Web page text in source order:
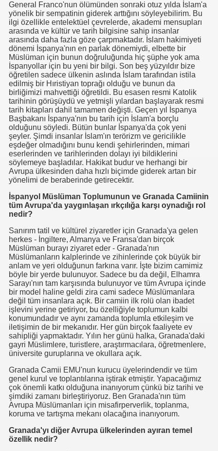
General Franco'nun ölümünden sonraki otuz yılda İslam'a
yönelik bir sempatinin giderek arttığını söyleyebilirim. Bu
ilgi özellikle entelektüel çevrelerde, akademi mensupları
arasında ve kültür ve tarih bilgisine sahip insanlar
arasında daha fazla göze çarpmaktadır. İslam hakimiyeti
dönemi İspanya'nın en parlak dönemiydi, elbette bir
Müslüman için bunun doğruluğunda hiç şüphe yok ama
İspanyollar için bu yeni bir bilgi. Son beş yüzyıldır bize
öğretilen sadece ülkenin aslında İslam tarafından istila
edilmiş bir Hıristiyan toprağı olduğu ve bunun da
birliğimizi mahvettiği öğretildi. Bu esasen resmi Katolik
tarihinin görüşüydü ve yetmişli yılardan başlayarak resmi
tarih kitapları dahil tamamen değişti. Geçen yıl İspanya
Başbakanı İspanya'nın bu tarih için İslam'a borçlu
olduğunu söyledi. Bütün bunlar İspanya'da çok yeni
şeyler. Şimdi insanlar İslam'ın terörizm ve gericilikle
eşdeğer olmadığını bunu kendi şehirlerinden, mimari
eserlerinden ve tarihlerinden dolayı iyi bildiklerini
söylemeye başladılar. Hakikat budur ve herhangi bir
Avrupa ülkesinden daha hızlı biçimde giderek artan bir
yönelimi de beraberinde getirecektir.
İspanyol Müslüman Toplumunun ve Granada Camiinin
tüm Avrupa'da yaygınlaşan ırkçılığa karşı oynadığı rol
nedir?
Sanırım tatil ve kültürel ziyaretler için Granada'ya gelen
herkes - İngiltere, Almanya ve Fransa'dan birçok
Müslüman burayı ziyaret eder - Granada'nın
Müslümanların kalplerinde ve zihinlerinde çok büyük bir
anlam ve yeri olduğunun farkına varır. İşte bizim camimiz
böyle bir yerde bulunuyor. Sadece bu da değil, Elhamra
Sarayı'nın tam karşısında bulunuyor ve tüm Avrupa içinde
bir model haline geldi zira cami sadece Müslümanlara
değil tüm insanlara açık. Bir camiin ilk rolü olan ibadet
işlevini yerine getiriyor, bu özelliğiyle toplumun kalbi
konumundadır ve aynı zamanda toplumla etkileşim ve
iletişimin de bir mekanıdır. Her gün birçok faaliyete ev
sahipliği yapmaktadır. Yılın her günü halka, Granada'daki
gayri Müslimlere, turistlere, araştırmacılara, öğretmenlere,
üniversite guruplarına ve okullara açık.
Granada Camii EMU'nun kurucu üyelerindendir ve tüm
genel kurul ve toplantılarına iştirak etmiştir. Yapacağımız
çok önemli katkı olduğuna inanıyorum çünkü biz tarihi ve
şimdiki zamanı birleştiriyoruz. Ben Granada'nın tüm
Avrupa Müslümanları için misafirperverlik, toplanma,
koruma ve tartışma mekanı olacağına inanıyorum.
Granada'yı diğer Avrupa ülkelerinden ayıran temel
özellik nedir?